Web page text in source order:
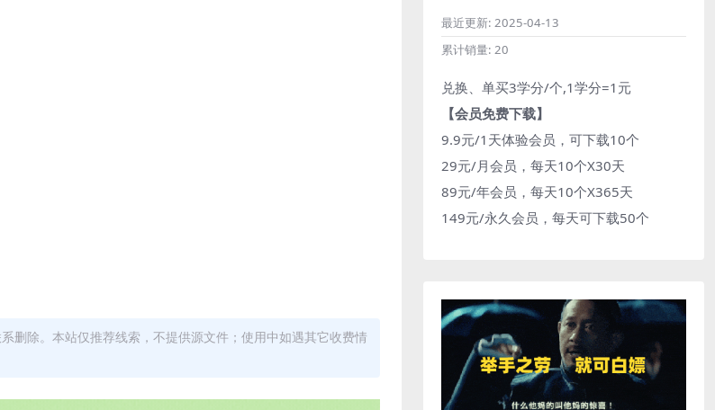
删除。本站仅推荐线索，不提供源文件；使用中如遇其它收费情
最近更新: 2025-04-13
累计销量: 20
兑换、单买3学分/个,1学分=1元
【会员免费下载】
9.9元/1天体验会员，可下载10个
29元/月会员，每天10个X30天
89元/年会员，每天10个X365天
149元/永久会员，每天可下载50个